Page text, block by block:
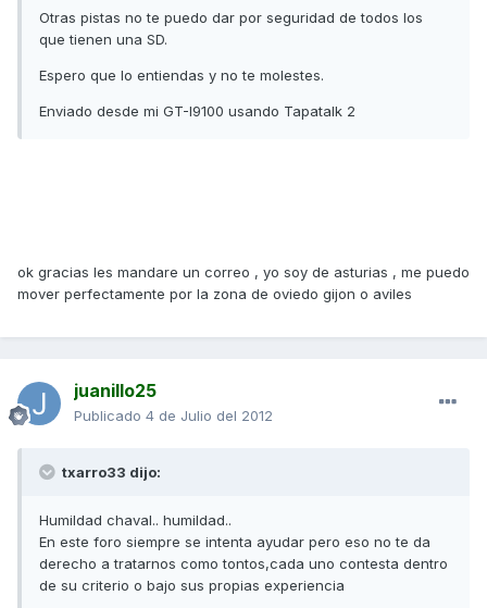
Otras pistas no te puedo dar por seguridad de todos los
que tienen una SD.
Espero que lo entiendas y no te molestes.
Enviado desde mi GT-I9100 usando Tapatalk 2
ok gracias les mandare un correo , yo soy de asturias , me puedo
mover perfectamente por la zona de oviedo gijon o aviles
juanillo25
Publicado 4 de Julio del 2012
txarro33 dijo:
Humildad chaval.. humildad..
En este foro siempre se intenta ayudar pero eso no te da
derecho a tratarnos como tontos,cada uno contesta dentro
de su criterio o bajo sus propias experiencia